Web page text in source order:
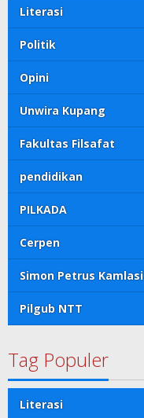
Literasi
Politik
Opini
Unwira Kupang
Fakultas Filsafat
pendidikan
PILKADA
Cerpen
Simon Petrus Kamlasi
Pilgub NTT
Tag Populer
Literasi